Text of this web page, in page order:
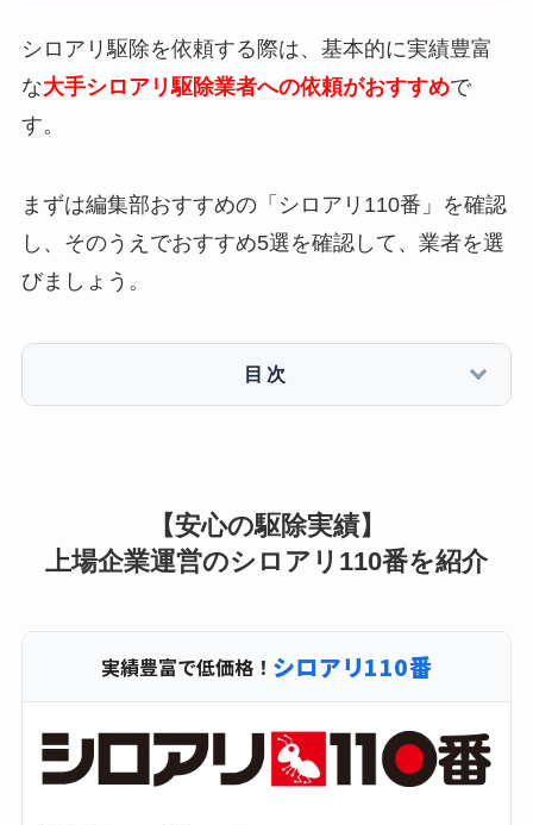
シロアリ駆除を依頼する際は、基本的に実績豊富
な大手シロアリ駆除業者への依頼がおすすめで
す。
まずは編集部おすすめの「シロアリ110番」を確認
し、そのうえでおすすめ5選を確認して、業者を選
びましょう。
目次
【安心の駆除実績】
上場企業運営のシロアリ110番を紹介
実績豊富で低価格！ シロアリ110番